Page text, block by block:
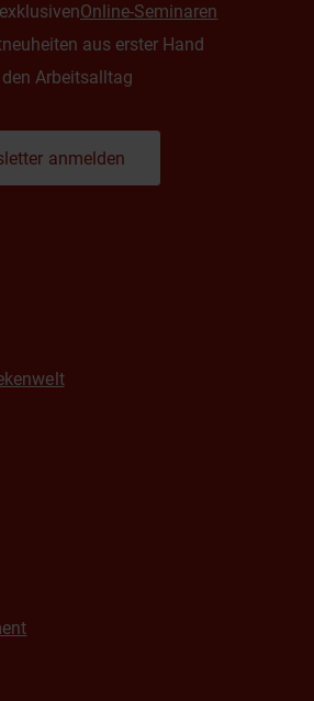
Online-Seminaren
aus erster Hand
Arbeitsalltag
anmelden